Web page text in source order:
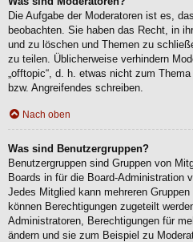
Die Aufgabe der Moderatoren ist es,
beobachten. Sie haben das Recht, in
und zu löschen und Themen zu
zu teilen. Üblicherweise verhindern
„offtopic“, d. h. etwas nicht zum
bzw. Angreifendes schreiben.
Nach oben
Was sind Benutzergruppen?
Benutzergruppen sind Gruppen von
Boards in für die Board-Administration
Jedes Mitglied kann mehreren
können Berechtigungen zugeteilt
Administratoren, Berechtigungen für
ändern und sie zum Beispiel zu